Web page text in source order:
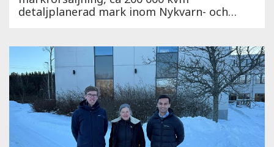
detaljplanerad mark inom Nykvarn- och